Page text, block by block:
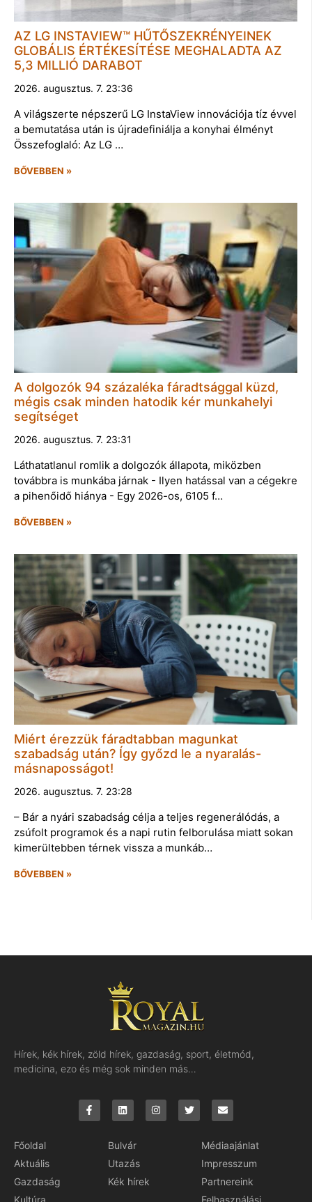
AZ LG INSTAVIEW™ HŰTŐSZEKRÉNYEINEK
GLOBÁLIS ÉRTÉKESÍTÉSE MEGHALADTA AZ
5,3 MILLIÓ DARABOT
2026. augusztus. 7. 23:36
A világszerte népszerű LG InstaView innovációja tíz évvel
a bemutatása után is újradefiniálja a konyhai élményt
Összefoglaló: Az LG …
BŐVEBBEN »
A dolgozók 94 százaléka fáradtsággal küzd,
mégis csak minden hatodik kér munkahelyi
segítséget
2026. augusztus. 7. 23:31
Láthatatlanul romlik a dolgozók állapota, miközben
továbbra is munkába járnak - Ilyen hatással van a cégekre
a pihenőidő hiánya - Egy 2026-os, 6105 f…
BŐVEBBEN »
Miért érezzük fáradtabban magunkat
szabadság után? Így győzd le a nyaralás-
másnaposságot!
2026. augusztus. 7. 23:28
– Bár a nyári szabadság célja a teljes regenerálódás, a
zsúfolt programok és a napi rutin felborulása miatt sokan
kimerültebben térnek vissza a munkáb…
BŐVEBBEN »
Hírek, kék hírek, zöld hírek, gazdaság, sport, életmód,
medicina, ezo és még sok minden más…
Főoldal
Aktuális
Gazdaság
Kultúra
Bulvár
Utazás
Kék hírek
Médiaajánlat
Impresszum
Partnereink
Felhasználási